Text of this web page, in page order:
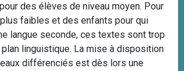
des élèves de niveau moyen. Pour
faibles et des enfants pour qui
langue seconde, ces textes sont trop
linguistique. La mise à disposition
différenciés est dès lors une